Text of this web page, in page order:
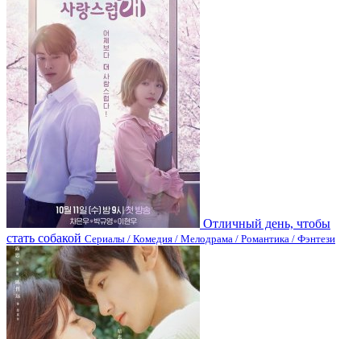
Отличный день, чтобы
стать собакой Сериалы / Комедия / Мелодрама / Романтика / Фэнтези